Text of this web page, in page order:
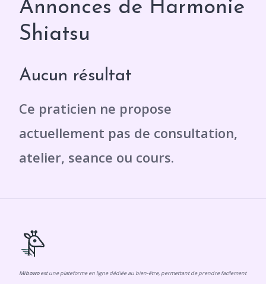
Annonces de Harmonie
Shiatsu
Aucun résultat
Mibowoest une plateforme en ligne dédiée au bien-être, permettant de prendre facilement